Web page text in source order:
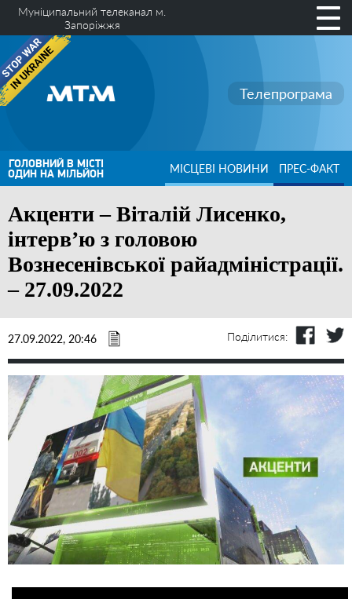
Муніципальний телеканал м.
Запоріжжя
Телепрограма
ГОЛОВНИЙ В МІСТІ
ОДИН НА МІЛЬЙОН МІСЦЕВІ НОВИНИ ПРЕС-ФАКТ
Акценти – Віталій Лисенко,
інтерв’ю з головою
Вознесенівської райадміністрації.
– 27.09.2022
27.09.2022, 20:46 Поділитися: